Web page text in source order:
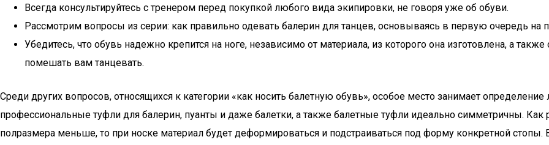
Всегда консультируйтесь с тренером перед покупкой любого вида экипировки, не говоря уже об обуви.
Рассмотрим вопросы из серии: как правильно одевать балерин для танцев, основываясь в первую очередь на
Убедитесь, что обувь надежно крепится на ноге, независимо от материала, из которого она изготовлена, а
помешать вам танцевать.
Среди других вопросов, относящихся к категории «как носить балетную обувь», особое место занимает
профессиональные туфли для балерин, пуанты и даже балетки, а также балетные туфли идеально симметричны.
полразмера меньше, то при носке материал будет деформироваться и подстраиваться под форму конкретной стопы.